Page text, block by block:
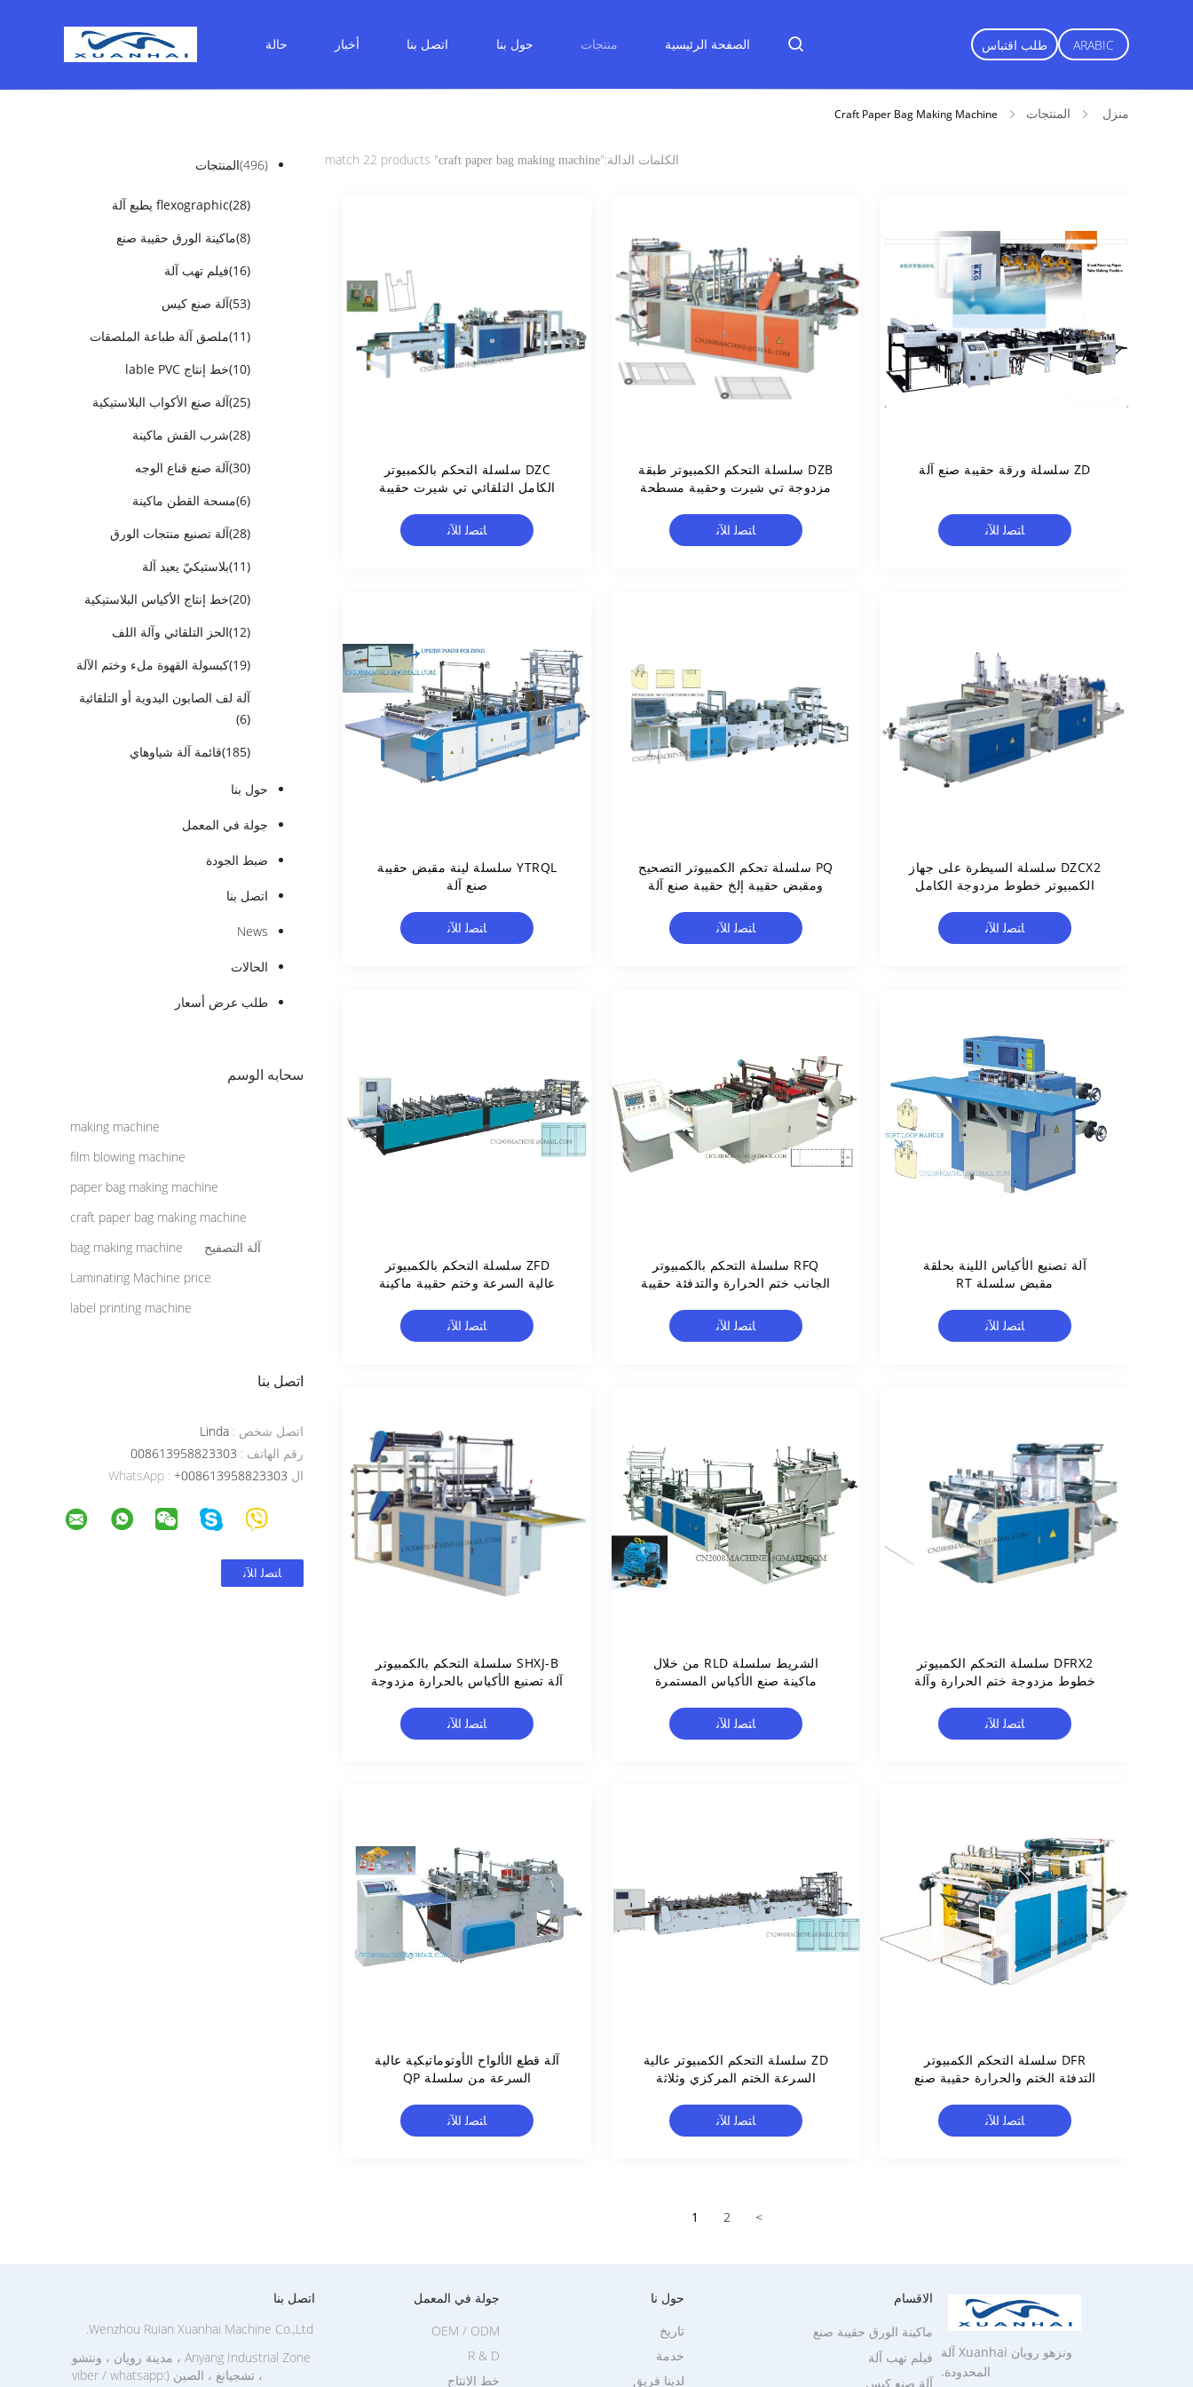
الصفحة الرئيسية منتجات حول بنا اتصل بنا أخبار حالة طلب اقتباس ARABIC
منزل المنتجات Craft Paper Bag Making Machine
المنتجات (496)
flexographic يطبع آلة
(28)
ماكينة الورق حقيبة صنع
(8)
فيلم تهب آلة
(16)
آلة صنع كيس
(53)
ملصق آلة طباعة الملصقات
(11)
خط إنتاج lable PVC
(10)
آلة صنع الأكواب البلاستيكية
(25)
شرب القش ماكينة
(28)
آلة صنع قناع الوجه
(30)
مسحة القطن ماكينة
(6)
آلة تصنيع منتجات الورق
(28)
بلاستيكيّ يعيد آلة
(11)
خط إنتاج الأكياس البلاستيكية
(20)
الحز التلقائي وآلة اللف
(12)
كبسولة القهوة ملء وختم الآلة
(19)
آلة لف الصابون اليدوية أو التلقائية
(6)
قائمة آلة شياوهاي
(185)
حول بنا
جولة في المعمل
ضبط الجودة
اتصل بنا
News
الحالات
طلب عرض أسعار
سحابه الوسم
making machine
film blowing machine
paper bag making machine
craft paper bag making machine
bag making machine
آلة التصفيح
Laminating Machine price
label printing machine
اتصل بنا
اتصل شخص :
رقم الهاتف :
ال WhatsApp : +008613958823303
الكلمات الدالة:"craft paper bag making machine
" match 22 products
ZD سلسلة ورقة حقيبة صنع آلة
ﺎﺘﺼﻟ ﺍﻶﻧ
DZB سلسلة التحكم الكمبيوتر طبقة
مزدوجة تي شيرت وحقيبة مسطحة
ﺎﺘﺼﻟ ﺍﻶﻧ
DZC سلسلة التحكم بالكمبيوتر
الكامل التلقائي تي شيرت حقيبة
ﺎﺘﺼﻟ ﺍﻶﻧ
DZCX2 سلسلة السيطرة على جهاز
الكمبيوتر خطوط مزدوجة الكامل
ماشين
ﺎﺘﺼﻟ ﺍﻶﻧ
PQ سلسلة تحكم الكمبيوتر التصحيح
ومقبض حقيبة إلخ حقيبة صنع آلة
ﺎﺘﺼﻟ ﺍﻶﻧ
YTRQL سلسلة لينة مقبض حقيبة
صنع آلة
ﺎﺘﺼﻟ ﺍﻶﻧ
آلة تصنيع الأكياس اللينة بحلقة
مقبض سلسلة RT
ﺎﺘﺼﻟ ﺍﻶﻧ
RFQ سلسلة التحكم بالكمبيوتر
الجانب ختم الحرارة والتدفئة حقيبة
ﺎﺘﺼﻟ ﺍﻶﻧ
ZFD سلسلة التحكم بالكمبيوتر
عالية السرعة وختم حقيبة ماكينة
ﺎﺘﺼﻟ ﺍﻶﻧ
DFRX2 سلسلة التحكم الكمبيوتر
خطوط مزدوجة ختم الحرارة وآلة
ﺎﺘﺼﻟ ﺍﻶﻧ
الشريط سلسلة RLD من خلال
ماكينة صنع الأكياس المستمرة
ﺎﺘﺼﻟ ﺍﻶﻧ
SHXJ-B سلسلة التحكم بالكمبيوتر
آلة تصنيع الأكياس بالحرارة مزدوجة
ﺎﺘﺼﻟ ﺍﻶﻧ
DFR سلسلة التحكم الكمبيوتر
التدفئة الختم والحرارة حقيبة صنع
ﺎﺘﺼﻟ ﺍﻶﻧ
ZD سلسلة التحكم الكمبيوتر عالية
السرعة الختم المركزي وثلاثة
ﺎﺘﺼﻟ ﺍﻶﻧ
آلة قطع الألواح الأوتوماتيكية عالية
السرعة من سلسلة QP
ﺎﺘﺼﻟ ﺍﻶﻧ
1 2 >
ونزهو رويان Xuanhai آلة
المحدودة.
الاقسام
ماكينة الورق حقيبة صنع
فيلم تهب آلة
آلة صنع كيس
حول نا
تاريخ
خدمة
لدينا فريق
جولة في المعمل
خط الانتاج
OEM / ODM
R & D
اتصل بنا
Wenzhou Ruian Xuanhai Machine Co.,Ltd.
Anyang Industrial Zone ، مدينة رويان ، ونتشو
، تشجيانغ ، الصين (viber / whatsapp: